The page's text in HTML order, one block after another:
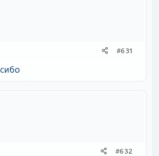
#631
#632